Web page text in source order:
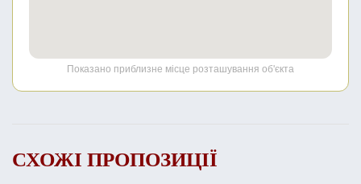
Показано приблизне місце розташування об'єкта
СХОЖІ ПРОПОЗИЦІЇ